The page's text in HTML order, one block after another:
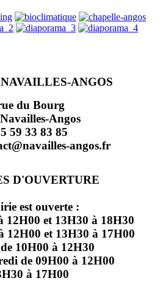
ANGOS
du Bourg
Angos
59 33 83 85
angos.fr
D'OUVERTURE
est ouverte :
12H00 et 13H30 à 18H30
12H00 et 13H30 à 17H00
10H00 à 12H30
de 09H00 à 12H00
à 17H00